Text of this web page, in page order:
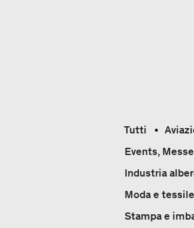
Tutti
Events,
Industria
Moda e tessile
Stampa e